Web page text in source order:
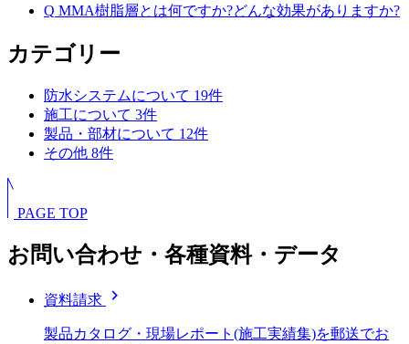
Q MMA樹脂層とは何ですか?どんな効果がありますか?
カテゴリー
防水システムについて 19件
施工について 3件
製品・部材について 12件
その他 8件
PAGE TOP
お問い合わせ・各種資料・データ
資料請求 chevron_right
製品カタログ・現場レポート(施工実績集)を郵送でお